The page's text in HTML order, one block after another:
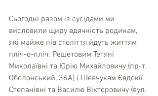
Сьогодні разом із сусідами ми
висловили щиру вдячність родинам,
які майже пів століття йдуть життям
пліч-о-пліч: Решетовим Тетяні
Миколаївні та Юрію Михайловичу (пр-т.
Оболонський, 36А) і Шевчукам Євдокії
Степанівні та Василю Вікторовичу (вул.